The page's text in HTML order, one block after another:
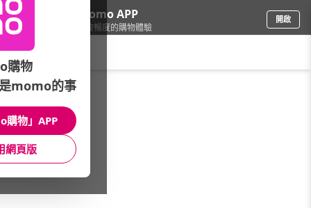
下載momo APP
給你3倍流暢度的購物體驗
開啟
彩妝保養/底妝/底妝
館長推薦 月銷量
購物
momo的事
購物」APP
網頁版